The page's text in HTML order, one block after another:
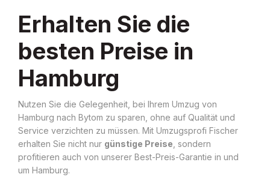
Erhalten Sie die
besten Preise in
Hamburg
Nutzen Sie die Gelegenheit, bei Ihrem Umzug von
Hamburg nach Bytom zu sparen, ohne auf Qualität und
Service verzichten zu müssen. Mit Umzugsprofi Fischer
erhalten Sie nicht nur günstige Preise , sondern
profitieren auch von unserer Best-Preis-Garantie in und
um Hamburg.